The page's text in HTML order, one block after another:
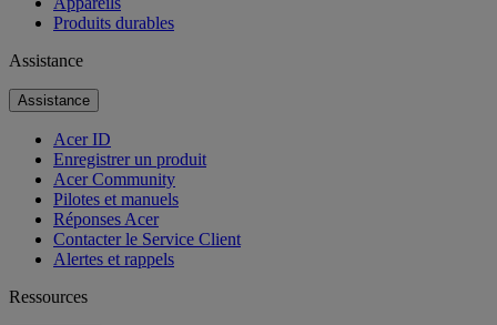
Produits durables
Assistance
Assistance
Acer ID
Enregistrer un produit
Acer Community
Pilotes et manuels
Réponses Acer
Contacter le Service Client
Alertes et rappels
Ressources